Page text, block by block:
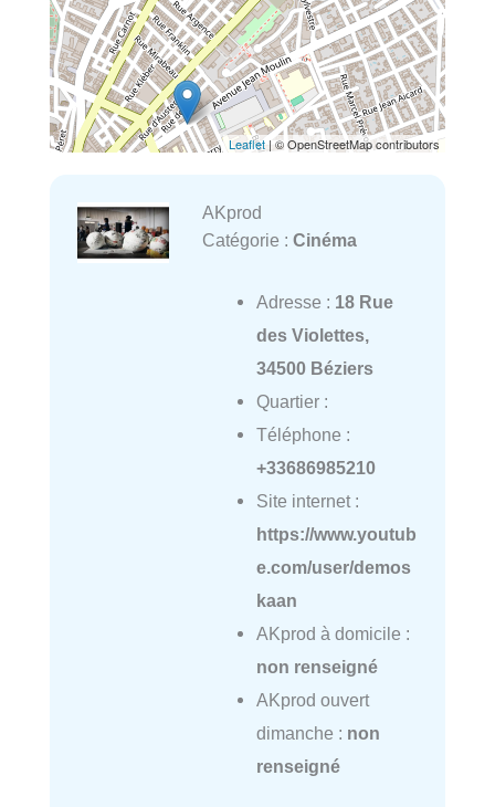
Leaflet| © OpenStreetMap contributors
AKprod
Catégorie : Cinéma
Adresse : 18 Rue
des Violettes,
34500 Béziers
Quartier :
Téléphone :
+33686985210
Site internet :
https://www.youtub
e.com/user/demos
kaan
AKprod à domicile :
non renseigné
AKprod ouvert
dimanche : non
renseigné